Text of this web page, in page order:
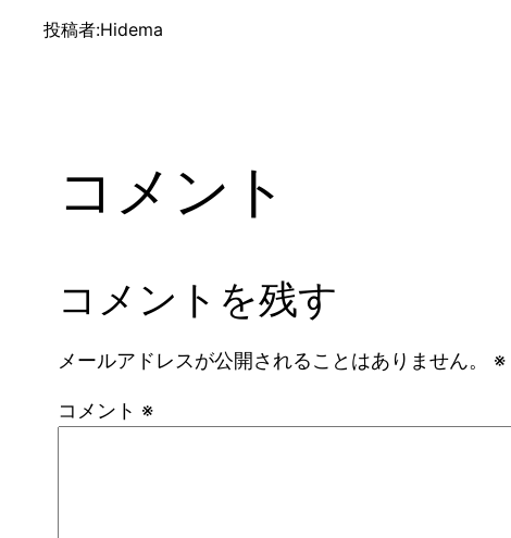
投稿者:Hidema
コメント
コメントを残す
メールアドレスが公開されることはありません。 ※
コメント ※